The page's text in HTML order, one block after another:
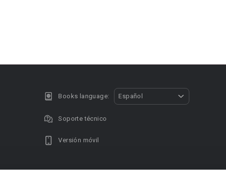
Books language: Español
Soporte técnico
Versión móvil